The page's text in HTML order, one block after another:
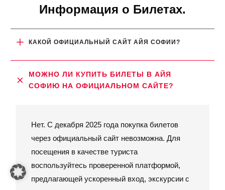
Информация о Билетах.
КАКОЙ ОФИЦИАЛЬНЫЙ САЙТ АЙЯ СОФИИ?
МОЖНО ЛИ КУПИТЬ БИЛЕТЫ В АЙЯ
СОФИЮ НА ОФИЦИАЛЬНОМ САЙТЕ?
Нет. С декабря 2025 года покупка билетов
через официальный сайт невозможна. Для
посещения в качестве туриста
воспользуйтесь проверенной платформой,
предлагающей ускоренный вход, экскурсии с